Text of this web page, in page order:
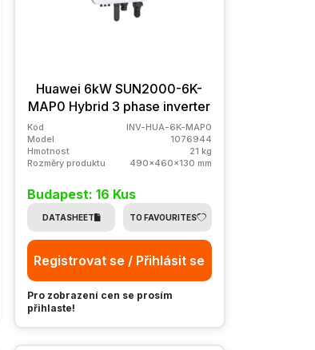
Huawei 6kW SUN2000-6K-
MAP0 Hybrid 3 phase inverter
Kód
INV-HUA-6K-MAP0
Model
1076944
Hmotnost
21 kg
Rozměry produktu
490x460x130 mm
Budapest: 16 Kus
DATASHEET TO FAVOURITES
Registrovat se / Přihlásit se
Pro zobrazení cen se prosím
přihlaste!